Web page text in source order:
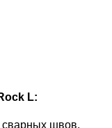
L:
сварных швов.